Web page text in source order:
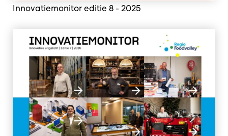
Innovatiemonitor editie 8 - 2025